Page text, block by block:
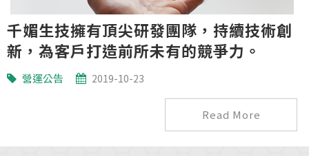
千媚生技擁有頂尖研發團隊，持續技術創
新，為客戶打造前所未有的競爭力。
營運公告 2019-10-23
Read More